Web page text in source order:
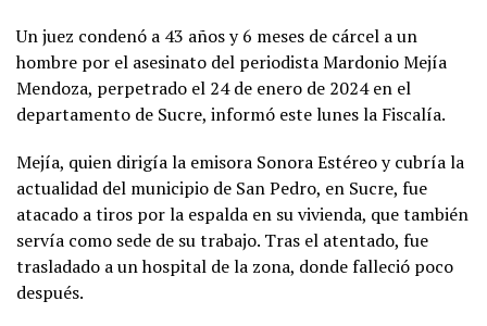
Un juez condenó a 43 años y 6 meses de cárcel a un
hombre por el asesinato del periodista Mardonio Mejía
Mendoza, perpetrado el 24 de enero de 2024 en el
departamento de Sucre, informó este lunes la Fiscalía.
Mejía, quien dirigía la emisora Sonora Estéreo y cubría la
actualidad del municipio de San Pedro, en Sucre, fue
atacado a tiros por la espalda en su vivienda, que también
servía como sede de su trabajo. Tras el atentado, fue
trasladado a un hospital de la zona, donde falleció poco
después.